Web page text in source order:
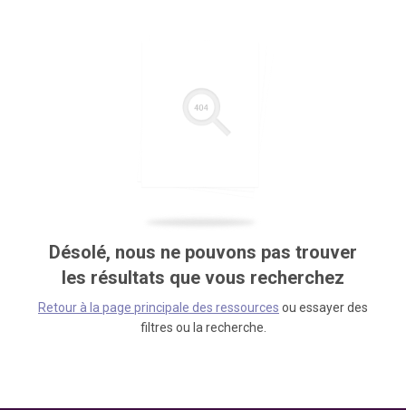
Désolé, nous ne pouvons pas trouver
les résultats que vous recherchez
Retour à la page principale des ressources ou essayer des
filtres ou la recherche.